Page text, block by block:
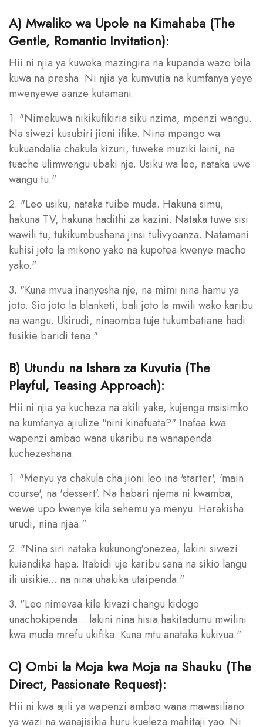
A) Mwaliko wa Upole na Kimahaba (The
Gentle, Romantic Invitation):
Hii ni njia ya kuweka mazingira na kupanda wazo bila
kuwa na presha. Ni njia ya kumvutia na kumfanya yeye
mwenyewe aanze kutamani.
1. "Nimekuwa nikikufikiria siku nzima, mpenzi wangu.
Na siwezi kusubiri jioni ifike. Nina mpango wa
kukuandalia chakula kizuri, tuweke muziki laini, na
tuache ulimwengu ubaki nje. Usiku wa leo, nataka uwe
wangu tu."
2. "Leo usiku, nataka tuibe muda. Hakuna simu,
hakuna TV, hakuna hadithi za kazini. Nataka tuwe sisi
wawili tu, tukikumbushana jinsi tulivyoanza. Natamani
kuhisi joto la mikono yako na kupotea kwenye macho
yako."
3. "Kuna mvua inanyesha nje, na mimi nina hamu ya
joto. Sio joto la blanketi, bali joto la mwili wako karibu
na wangu. Ukirudi, ninaomba tuje tukumbatiane hadi
tusikie baridi tena."
B) Utundu na Ishara za Kuvutia (The
Playful, Teasing Approach):
Hii ni njia ya kucheza na akili yake, kujenga msisimko
na kumfanya ajiulize "nini kinafuata?" Inafaa kwa
wapenzi ambao wana ukaribu na wanapenda
kuchezeshana.
1. "Menyu ya chakula cha jioni leo ina 'starter', 'main
course', na 'dessert'. Na habari njema ni kwamba,
wewe upo kwenye kila sehemu ya menyu. Harakisha
urudi, nina njaa."
2. "Nina siri nataka kukunong'onezea, lakini siwezi
kuiandika hapa. Itabidi uje karibu sana na sikio langu
ili uisikie... na nina uhakika utaipenda."
3. "Leo nimevaa kile kivazi changu kidogo
unachokipenda... lakini nina hisia hakitadumu mwilini
kwa muda mrefu ukifika. Kuna mtu anataka kukivua."
C) Ombi la Moja kwa Moja na Shauku (The
Direct, Passionate Request):
Hii ni kwa ajili ya wapenzi ambao wana mawasiliano
ya wazi na wanajisikia huru kueleza mahitaji yao. Ni